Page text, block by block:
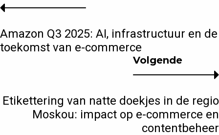
Volgende
Etikettering van natte doekjes in de regio
Moskou: impact op e-commerce en
contentbeheer
Amazon Q3 2025: AI, infrastructuur en de
toekomst van e-commerce